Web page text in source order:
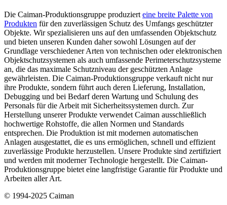
Die Caiman-Produktionsgruppe produziert eine breite Palette von
Produkten für den zuverlässigen Schutz des Umfangs geschützter
Objekte. Wir spezialisieren uns auf den umfassenden Objektschutz
und bieten unseren Kunden daher sowohl Lösungen auf der
Grundlage verschiedener Arten von technischen oder elektronischen
Objektschutzsystemen als auch umfassende Perimeterschutzsysteme
an, die das maximale Schutzniveau der geschützten Anlage
gewährleisten. Die Caiman-Produktionsgruppe verkauft nicht nur
ihre Produkte, sondern führt auch deren Lieferung, Installation,
Debugging und bei Bedarf deren Wartung und Schulung des
Personals für die Arbeit mit Sicherheitssystemen durch. Zur
Herstellung unserer Produkte verwendet Caiman ausschließlich
hochwertige Rohstoffe, die allen Normen und Standards
entsprechen. Die Produktion ist mit modernen automatischen
Anlagen ausgestattet, die es uns ermöglichen, schnell und effizient
zuverlässige Produkte herzustellen. Unsere Produkte sind zertifiziert
und werden mit moderner Technologie hergestellt. Die Caiman-
Produktionsgruppe bietet eine langfristige Garantie für Produkte und
Arbeiten aller Art.
© 1994-2025 Caiman